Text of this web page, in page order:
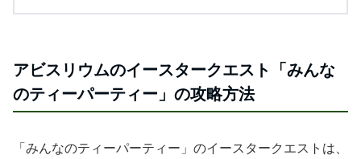
アビスリウムのイースタークエスト「みんな
のティーパーティー 」の攻略方法
「みんなのティーパーティー 」のイースタークエストは、